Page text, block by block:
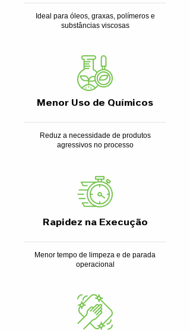
Ideal para óleos, graxas, polímeros e
substâncias viscosas
Menor Uso de Químicos
Reduz a necessidade de produtos
agressivos no processo
Rapidez na Execução
Menor tempo de limpeza e de parada
operacional